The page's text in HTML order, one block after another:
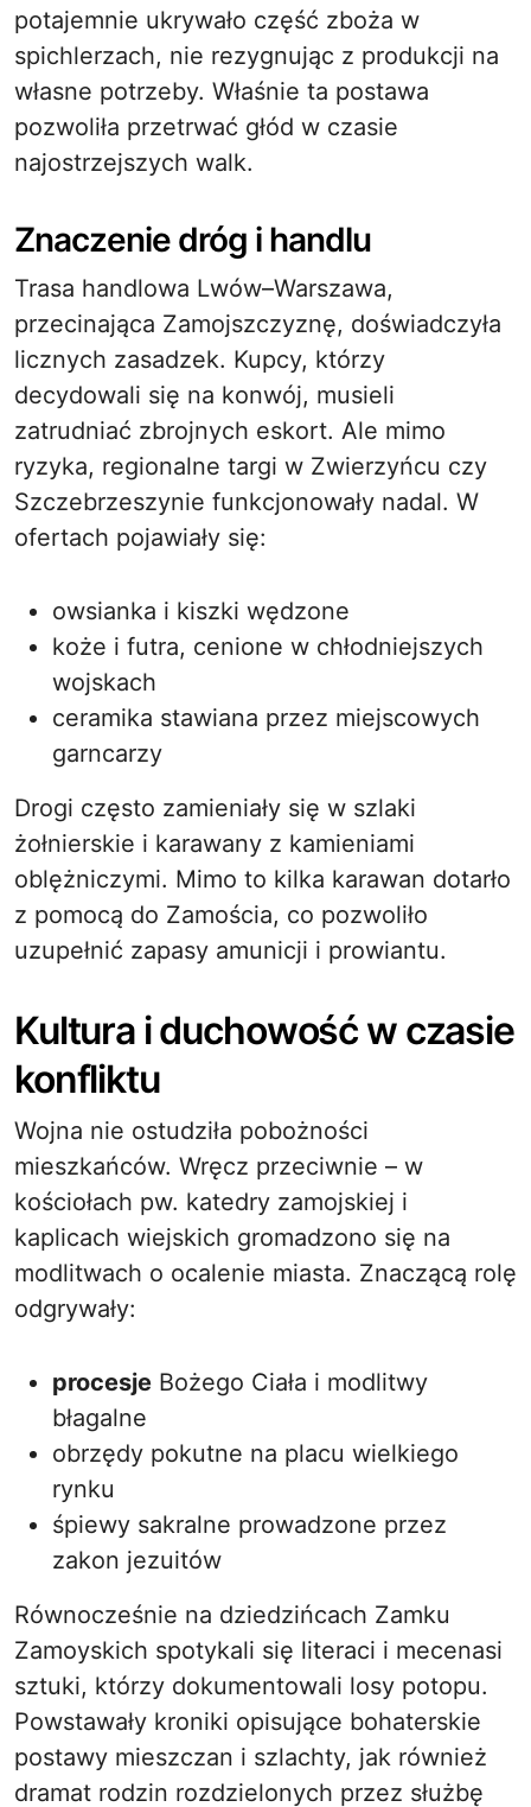
potajemnie ukrywało część zboża w
spichlerzach, nie rezygnując z produkcji na
własne potrzeby. Właśnie ta postawa
pozwoliła przetrwać głód w czasie
najostrzejszych walk.
Znaczenie dróg i handlu
Trasa handlowa Lwów–Warszawa,
przecinająca Zamojszczyznę, doświadczyła
licznych zasadzek. Kupcy, którzy
decydowali się na konwój, musieli
zatrudniać zbrojnych eskort. Ale mimo
ryzyka, regionalne targi w Zwierzyńcu czy
Szczebrzeszynie funkcjonowały nadal. W
ofertach pojawiały się:
owsianka i kiszki wędzone
koże i futra, cenione w chłodniejszych
wojskach
ceramika stawiana przez miejscowych
garncarzy
Drogi często zamieniały się w szlaki
żołnierskie i karawany z kamieniami
oblężniczymi. Mimo to kilka karawan dotarło
z pomocą do Zamościa, co pozwoliło
uzupełnić zapasy amunicji i prowiantu.
Kultura i duchowość w czasie
konfliktu
Wojna nie ostudziła pobożności
mieszkańców. Wręcz przeciwnie – w
kościołach pw. katedry zamojskiej i
kaplicach wiejskich gromadzono się na
modlitwach o ocalenie miasta. Znaczącą rolę
odgrywały:
procesje Bożego Ciała i modlitwy
błagalne
obrzędy pokutne na placu wielkiego
rynku
śpiewy sakralne prowadzone przez
zakon jezuitów
Równocześnie na dziedzińcach Zamku
Zamoyskich spotykali się literaci i mecenasi
sztuki, którzy dokumentowali losy potopu.
Powstawały kroniki opisujące bohaterskie
postawy mieszczan i szlachty, jak również
dramat rodzin rozdzielonych przez służbę